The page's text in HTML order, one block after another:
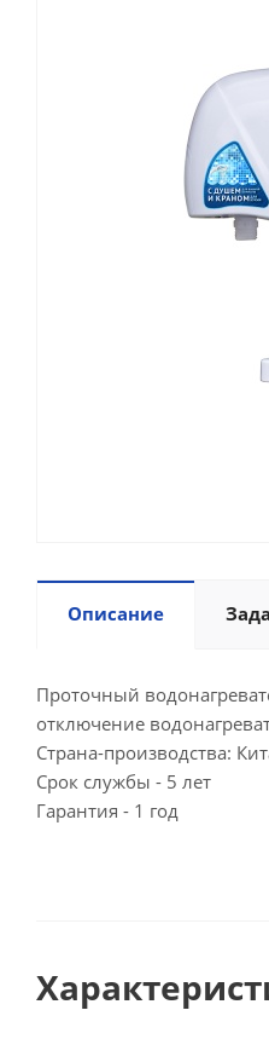
Описание
Проточный
отключение
Страна-производства:
Срок службы - 5 лет
Гарантия - 1 год